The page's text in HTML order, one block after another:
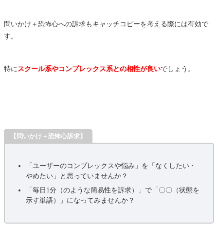
問いかけ＋恐怖心への訴求もキャッチコピーを考える際には有効で
す。
特に スクール系やコンプレックス系との相性が良いでしょう。
【問いかけ＋恐怖心訴求】
「ユーザーのコンプレックスや悩み」を「なくしたい・
やめたい」と思っていませんか？
「毎日1分（のような簡易性を訴求）」で「〇〇（状態を
示す単語）」になってみませんか？